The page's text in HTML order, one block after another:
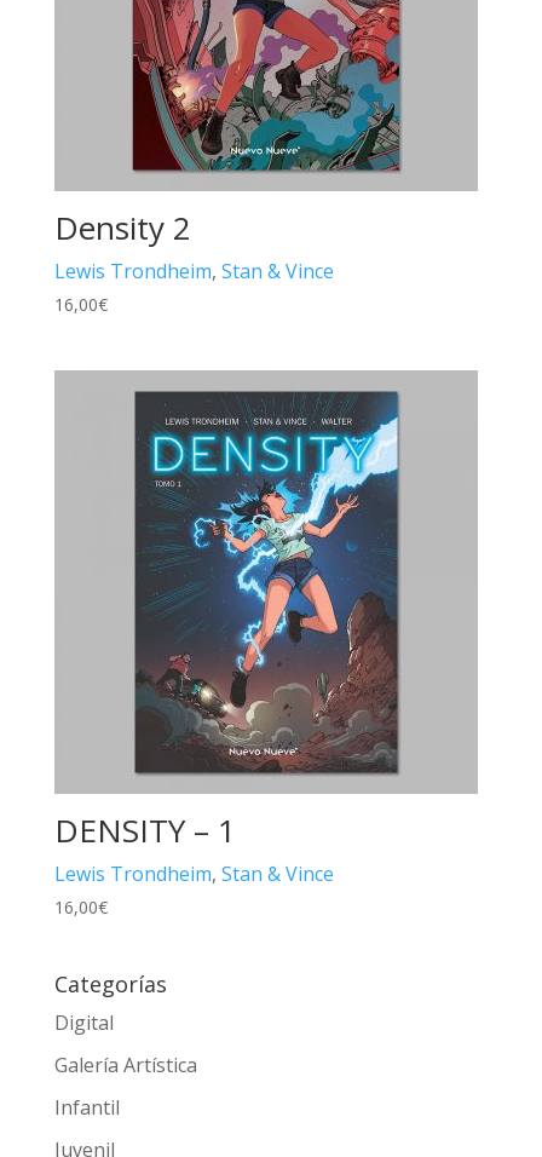
Density 2
Lewis Trondheim, Stan & Vince
16,00€
DENSITY – 1
Lewis Trondheim, Stan & Vince
16,00€
Categorías
Digital
Galería Artística
Infantil
Juvenil